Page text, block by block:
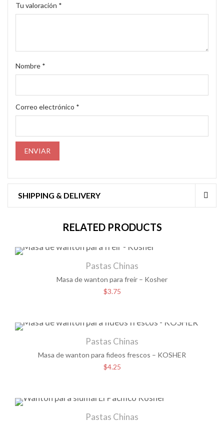
Tu valoración *
Nombre *
Correo electrónico *
SHIPPING & DELIVERY
RELATED PRODUCTS
Pastas Chinas
Masa de wanton para freír – Kosher
$3.75
Pastas Chinas
Masa de wanton para fideos frescos – KOSHER
$4.25
Pastas Chinas